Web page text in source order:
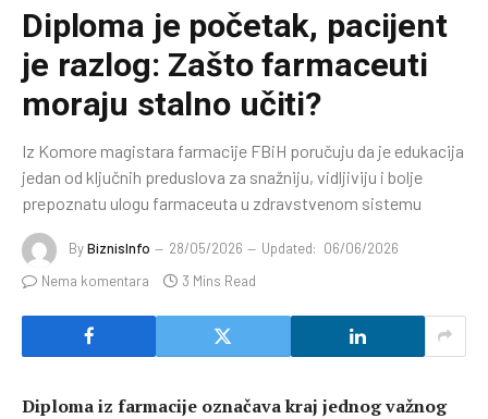
Diploma je početak, pacijent
je razlog: Zašto farmaceuti
moraju stalno učiti?
Iz Komore magistara farmacije FBiH poručuju da je edukacija
jedan od ključnih preduslova za snažniju, vidljiviju i bolje
prepoznatu ulogu farmaceuta u zdravstvenom sistemu
ByBiznisInfo 28/05/2026 Updated: 06/06/2026
Nema komentara
3 Mins Read
Diploma iz farmacije označava kraj jednog važnog